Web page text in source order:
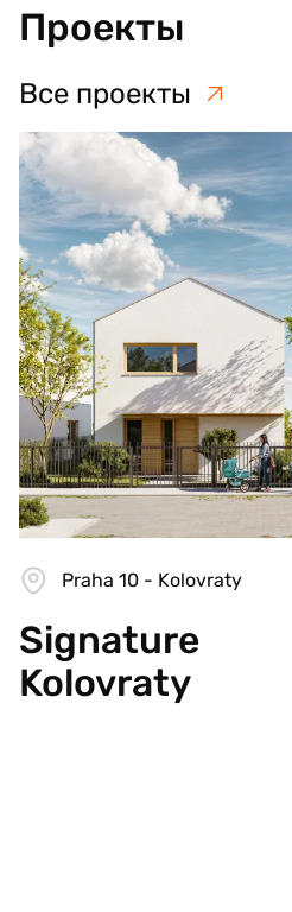
Проекты
Все проекты
Praha 10 - Kolovraty
Signature
Kolovraty